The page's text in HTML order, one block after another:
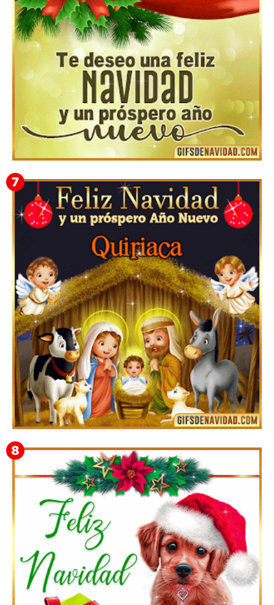
Feliz Navidad y próspero Año Nuevo Gladis
Te deseo una Feliz Navidad Bartolomea
Feliz Navidad y próspero Año Nuevo Quiriaca